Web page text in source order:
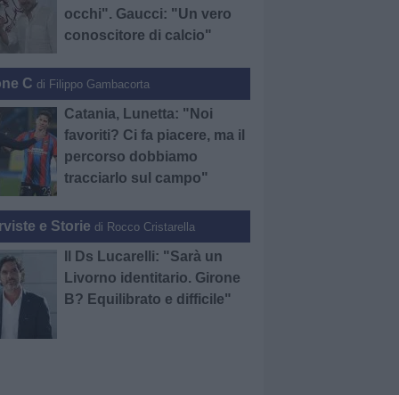
occhi". Gaucci: "Un vero
conoscitore di calcio"
C di Filippo Gambacorta
Catania, Lunetta: "Noi
favoriti? Ci fa piacere, ma il
percorso dobbiamo
tracciarlo sul campo"
e Storie di Rocco Cristarella
Il Ds Lucarelli: "Sarà un
Livorno identitario. Girone
B? Equilibrato e difficile"